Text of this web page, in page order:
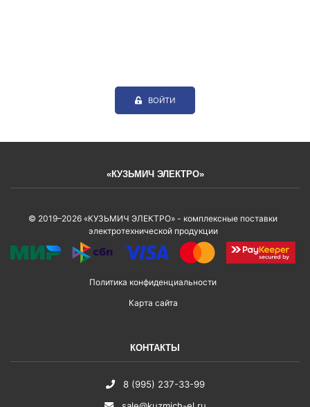
ВОЙТИ
«КУЗЬМИЧ ЭЛЕКТРО»
© 2019–2026 «КУЗЬМИЧ ЭЛЕКТРО» - комплексные поставки
электротехнической продукции
Политика конфиденциальности
Карта сайта
КОНТАКТЫ
8 (995) 237-33-99